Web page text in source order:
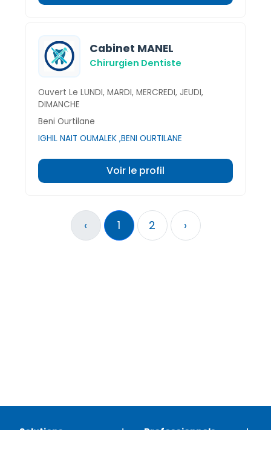
Cabinet MANEL
Chirurgien Dentiste
Ouvert Le LUNDI, MARDI, MERCREDI, JEUDI,
DIMANCHE
Beni Ourtilane
IGHIL NAIT OUMALEK ,BENI OURTILANE
Voir le profil
‹ 1 2 ›
Solutions Professionnels